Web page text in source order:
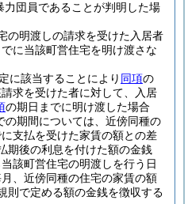
力団員であることが判明した場
の明渡しの請求を受けた入居者
に当該町営住宅を明け渡さな
に該当することにより 同項の
求を受けた者に対して、入居
の期日までに明け渡した場合
の期間については、近傍同種の
支払を受けた家賃の額との差
期後の利息を付けた額の金銭
該町営住宅の明渡しを行う日
、近傍同種の住宅の家賃の額
則で定める額の金銭を徴収する